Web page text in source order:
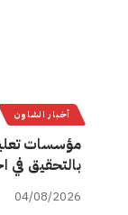
أخبار الشاون
مؤسسات
بالتحقيق في
04/08/2026